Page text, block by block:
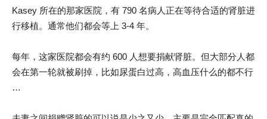
Kasey 所在的那家医院，有 790 名病人正在等待合适的肾脏进
行移植。通常他们都会等上 3-4 年。
每年，这家医院都会有约 600 人想要捐献肾脏。但大部分人都
会在第一轮就被刷掉，比如尿蛋白过高，高血压什么的都不行
…